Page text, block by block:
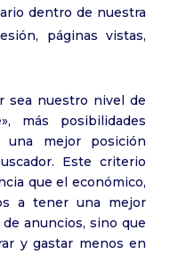
dentro de nuestra
páginas vistas,
sea nuestro nivel de
más posibilidades
una mejor posición
Este criterio
que el económico,
a tener una mejor
anuncios, sino que
y gastar menos en